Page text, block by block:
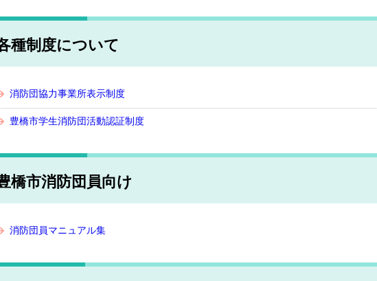
種制度について
消防団協力事業所表示制度
豊橋市学生消防団活動認証制度
橋市消防団員向け
消防団員マニュアル集